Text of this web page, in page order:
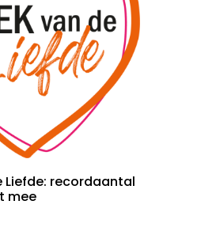
Liefde: recordaantal
mee